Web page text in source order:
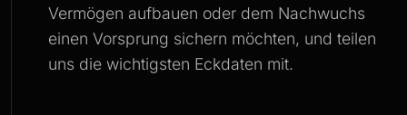
(Standard: 90 Jahre) aufgebraucht ist. Das senkt die nötige
Vermögen aufbauen oder dem Nachwuchs
einen Vorsprung sichern möchten, und teilen
uns die wichtigsten Eckdaten mit.